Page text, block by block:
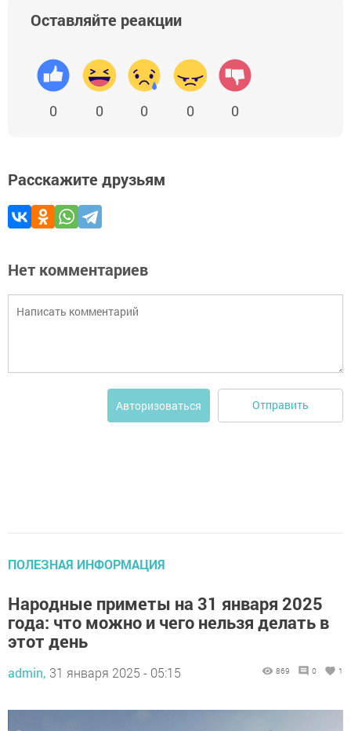
Оставляйте реакции
0 0 0 0 0
Расскажите друзьям
Нет комментариев
Авторизоваться Отправить
ПОЛЕЗНАЯ ИНФОРМАЦИЯ
Народные приметы на 31 января 2025
года: что можно и чего нельзя делать в
этот день
admin, 31 января 2025 - 05:15 869 0 1